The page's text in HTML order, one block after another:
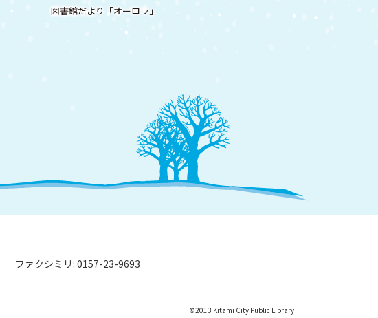
図書館だより「オーロラ」
ファクシミリ: 0157-23-9693
©2013 Kitami City Public Library